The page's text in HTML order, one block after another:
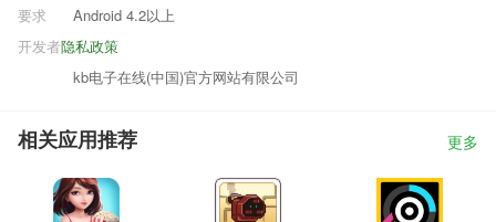
要求
Android 4.2以上
隐私政策
开发者
kb电子在线(中国)官方网站有限公司
相关应用推荐 更多